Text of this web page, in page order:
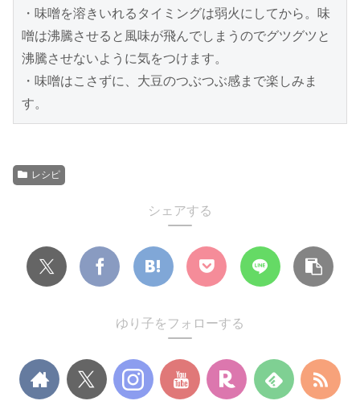
・味噌を溶きいれるタイミングは弱火にしてから。味
噌は沸騰させると風味が飛んでしまうのでグツグツと
沸騰させないように気をつけます。
・味噌はこさずに、大豆のつぶつぶ感まで楽しみま
す。
レシピ
シェアする
ゆり子をフォローする